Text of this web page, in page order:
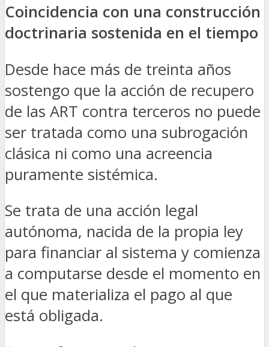
Coincidencia con una construcción
doctrinaria sostenida en el tiempo
Desde hace más de treinta años
sostengo que la acción de recupero
de las ART contra terceros no puede
ser tratada como una subrogación
clásica ni como una acreencia
puramente sistémica.
Se trata de una acción legal
autónoma, nacida de la propia ley
para financiar al sistema y comienza
a computarse desde el momento en
el que materializa el pago al que
está obligada.